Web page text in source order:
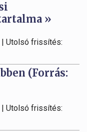
»
| Utolsó frissítés:
(Forrás:
| Utolsó frissítés: